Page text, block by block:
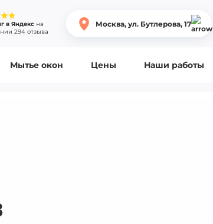
в Яндекс на
294 отзыва
Москва, ул. Бутлерова, 17
Мытье окон Цены Наши работы